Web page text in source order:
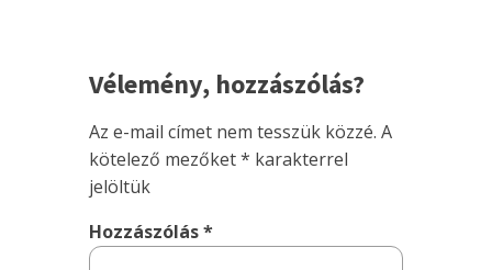
Vélemény, hozzászólás?
Az e-mail címet nem tesszük közzé. A
kötelező mezőket* karakterrel
jelöltük
Hozzászólás*